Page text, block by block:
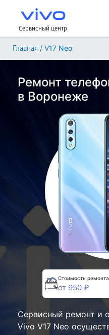
Сервисный центр
Главная / V17 Neo
Ремонт
в Воронеже
Стоимость ремонта
от 950 ₽
Сервисный ремонт и
Vivo V17 Neo